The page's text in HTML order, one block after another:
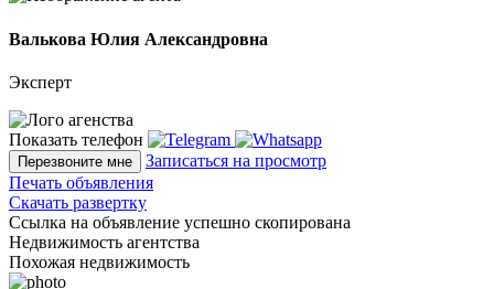
Валькова Юлия Александровна
Эксперт
Показать телефон
Перезвоните мне
Записаться на просмотр
Печать объявления
Скачать развертку
Ссылка на объявление успешно скопирована
Недвижимость агентства
Похожая недвижимость